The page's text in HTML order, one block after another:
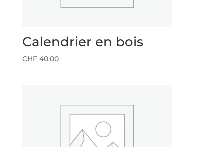
Calendrier en bois
CHF40.00